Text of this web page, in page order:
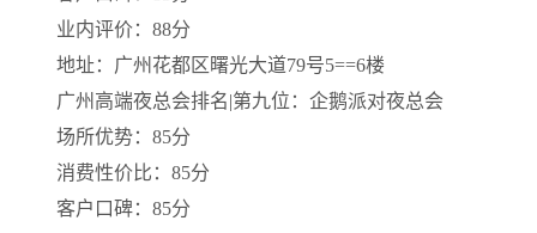
业内评价：88分
地址：广州花都区曙光大道79号5==6楼
广州高端夜总会排名|第九位：企鹅派对夜总会
场所优势：85分
消费性价比：85分
客户口碑：85分